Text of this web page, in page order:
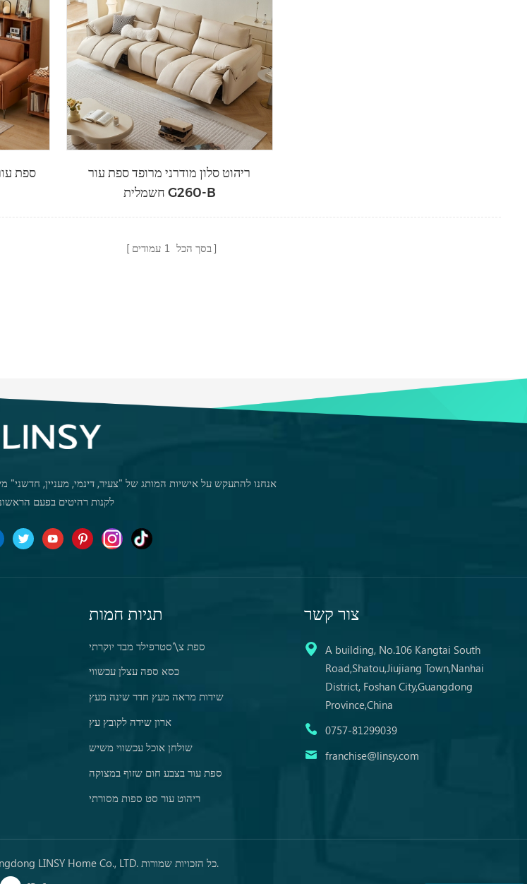
ספת
ריהוט סלון מודרני מרופד ספת עור
חשמלית G260-B
בסך הכל 1 עמודים
אנחנו להתעקש על אישיות המותג של "צעיר, דינמי, מעניין, חדשני"
לקנות רהיטים בפעם
תגיות חמות
ספת צ\'סטרפילד מבד יוקרתי
כסא ספה עצלן עכשווי
שידות מראה מעץ חדר שינה מעץ
ארון שידה לקובץ עץ
שולחן אוכל עכשווי משיש
ספת עור בצבע חום שזוף במצוקה
ריהוט עור סט ספות מסורתי
צור קשר
A building, No.106 Kangtai South
Road,Shatou,Jiujiang Town,Nanhai
District, Foshan City,Guangdong
Province,China
0757-81299039
franchise@linsy.com
© זכויות יוצרים: 2026 Guangdong LINSY Home Co., LTD. כל הזכויות שמורות.